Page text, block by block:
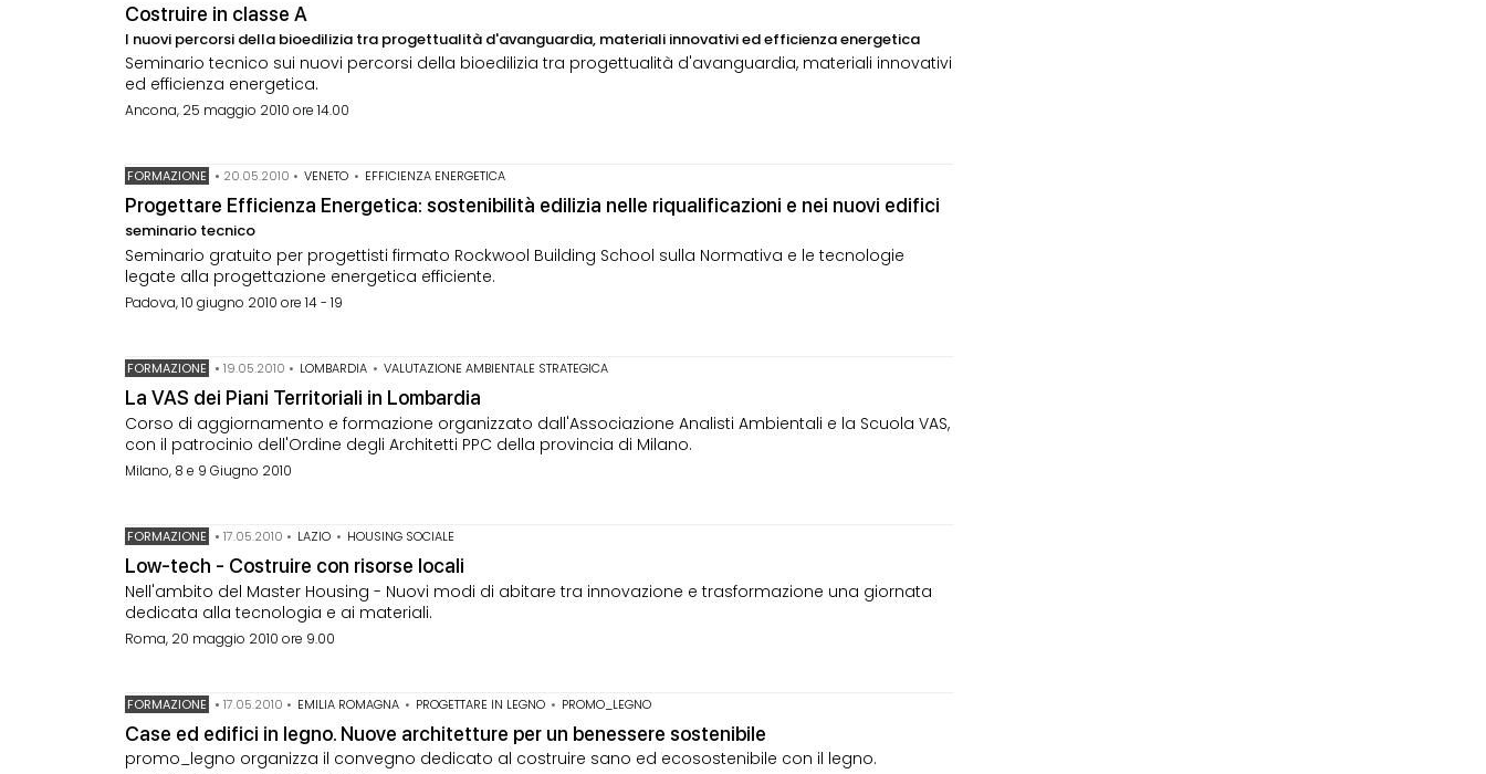
Costruire in classe A
I nuovi percorsi della bioedilizia tra progettualità d'avanguardia, materiali innovativi ed efficienza energetica
Seminario tecnico sui nuovi percorsi della bioedilizia tra progettualità d'avanguardia, materiali innovativi
ed efficienza energetica.
Ancona, 25 maggio 2010 ore 14.00
FORMAZIONE • 20.05.2010 • VENETO • EFFICIENZA ENERGETICA
Progettare Efficienza Energetica: sostenibilità edilizia nelle riqualificazioni e nei nuovi edifici
seminario tecnico
Seminario gratuito per progettisti firmato Rockwool Building School sulla Normativa e le tecnologie
legate alla progettazione energetica efficiente.
Padova, 10 giugno 2010 ore 14 - 19
FORMAZIONE •19.05.2010 • LOMBARDIA • VALUTAZIONE AMBIENTALE STRATEGICA
La VAS dei Piani Territoriali in Lombardia
Corso di aggiornamento e formazione organizzato dall'Associazione Analisti Ambientali e la Scuola VAS,
con il patrocinio dell'Ordine degli Architetti PPC della provincia di Milano.
Milano, 8 e 9 Giugno 2010
FORMAZIONE •17.05.2010 • LAZIO • HOUSING SOCIALE
Low-tech - Costruire con risorse locali
Nell'ambito del Master Housing - Nuovi modi di abitare tra innovazione e trasformazione una giornata
dedicata alla tecnologia e ai materiali.
Roma, 20 maggio 2010 ore 9.00
FORMAZIONE •17.05.2010 • EMILIA ROMAGNA • PROGETTARE IN LEGNO • PROMO_LEGNO
Case ed edifici in legno. Nuove architetture per un benessere sostenibile
promo_legno organizza il convegno dedicato al costruire sano ed ecosostenibile con il legno.